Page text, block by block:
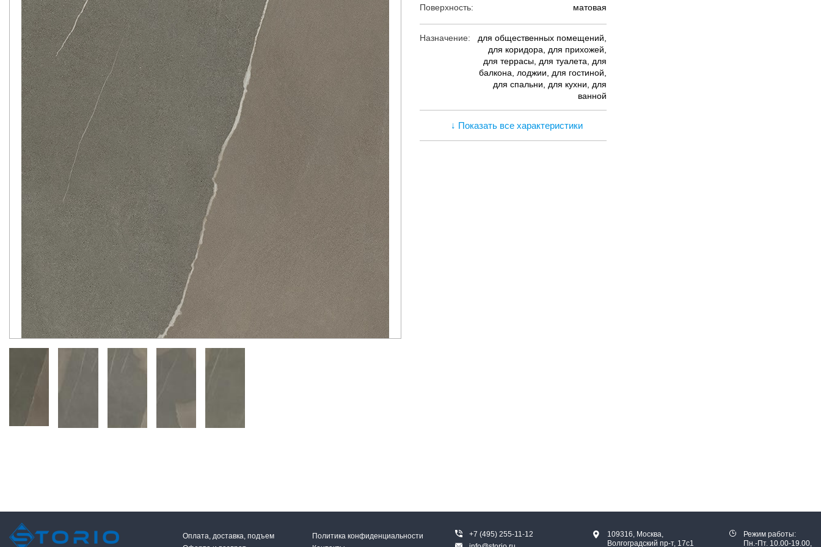
Поверхность: матовая
Назначение:
для общественных помещений,
для коридора, для прихожей,
для террасы, для туалета, для
балкона, лоджии, для гостиной,
для спальни, для кухни, для
ванной
↓ Показать все характеристики
Оплата, доставка, подъем
Политика конфиденциальности
+7 (495) 255-11-12
109316, Москва,
Волгоградский пр-т, 17с1
Режим работы:
Пн.-Пт. 10.00-19.00,